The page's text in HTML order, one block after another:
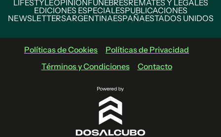
LIFESTYLEOPINIÓNFÚNEBRESREMATES Y LEGALES
EDICIONES ESPECIALESPUBLICACIONES
NEWSLETTERSARGENTINAESPAÑAESTADOS UNIDOS
Políticas de Cookies
Políticas de Privacidad
Términos y Condiciones
Contacto